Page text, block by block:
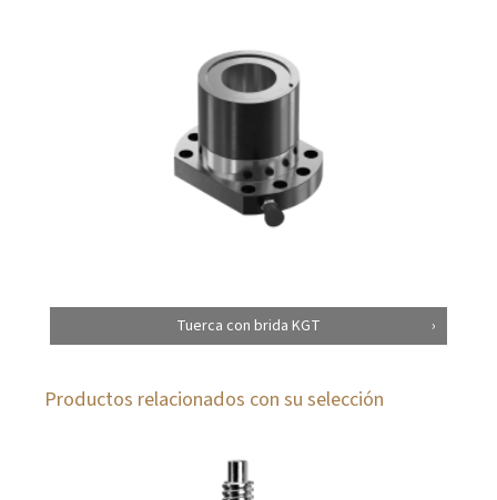
Tuerca con brida KGT
Productos relacionados con su selección